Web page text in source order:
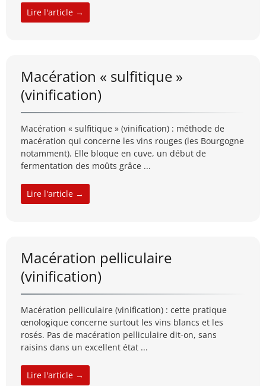
Lire l'article →
Macération « sulfitique »
(vinification)
Macération « sulfitique » (vinification) : méthode de
macération qui concerne les vins rouges (les Bourgogne
notamment). Elle bloque en cuve, un début de
fermentation des moûts grâce ...
Lire l'article →
Macération pelliculaire
(vinification)
Macération pelliculaire (vinification) : cette pratique
œnologique concerne surtout les vins blancs et les
rosés. Pas de macération pelliculaire dit-on, sans
raisins dans un excellent état ...
Lire l'article →